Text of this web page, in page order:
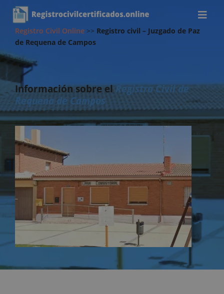
Registro Civil Online >> Registro civil – Juzgado de Paz
de Requena de Campos
Información sobre elRegistro Civil de
Requena de Campos